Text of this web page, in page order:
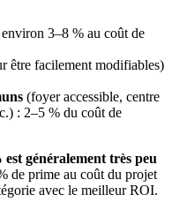
3–8 % au coût de
être facilement modifiables)
(foyer accessible, centre
: 2–5 % du coût de
généralement très peu
de prime au coût du projet
avec le meilleur ROI.